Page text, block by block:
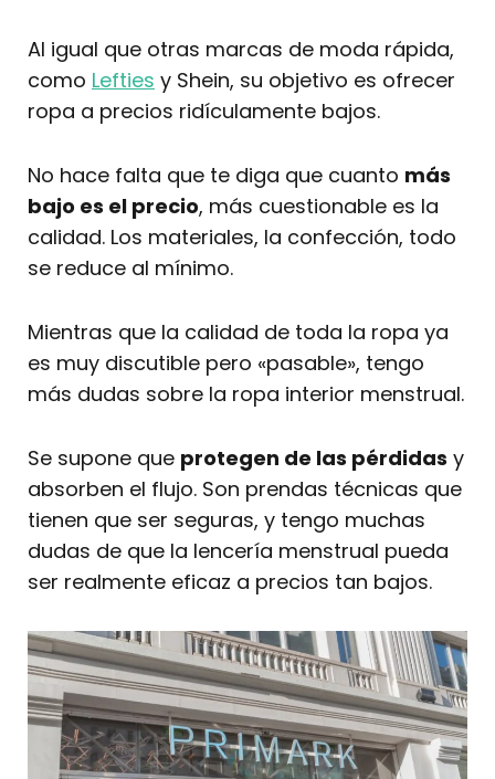
Al igual que otras marcas de moda rápida,
como Lefties y Shein, su objetivo es ofrecer
ropa a precios ridículamente bajos.
No hace falta que te diga que cuanto más
bajo es el precio, más cuestionable es la
calidad. Los materiales, la confección, todo
se reduce al mínimo.
Mientras que la calidad de toda la ropa ya
es muy discutible pero «pasable», tengo
más dudas sobre la ropa interior menstrual.
Se supone que protegen de las pérdidas y
absorben el flujo. Son prendas técnicas que
tienen que ser seguras, y tengo muchas
dudas de que la lencería menstrual pueda
ser realmente eficaz a precios tan bajos.